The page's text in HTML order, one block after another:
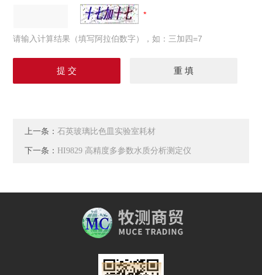
请输入计算结果（填写阿拉伯数字），如：三加四=7
上一条：石英玻璃比色皿实验室耗材
下一条： HI9829 高精度多参数水质分析测定仪